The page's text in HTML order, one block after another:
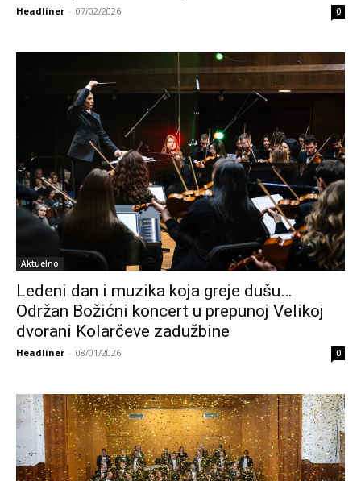
Headliner - 07/02/2026 0
Aktuelno
Ledeni dan i muzika koja greje dušu…
Održan Božićni koncert u prepunoj Velikoj
dvorani Kolarčeve zadužbine
Headliner - 08/01/2026 0